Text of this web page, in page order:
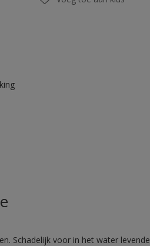
Schadelijk voor in het water levende